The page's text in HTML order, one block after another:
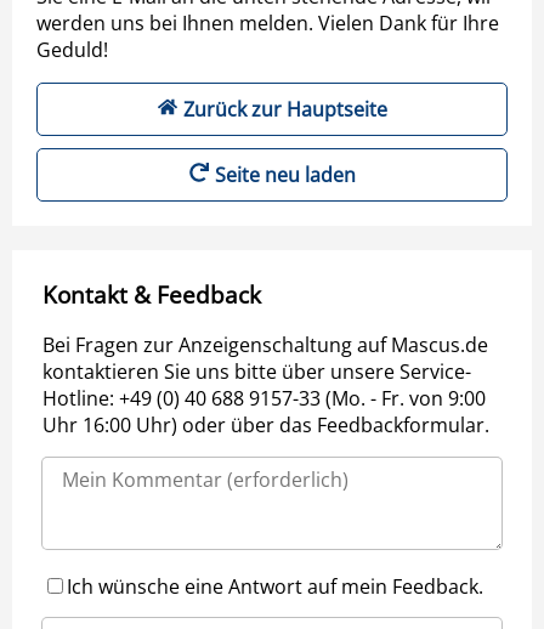
werden uns bei Ihnen melden. Vielen Dank für Ihre
Geduld!
Zurück zur Hauptseite
Seite neu laden
Kontakt & Feedback
Bei Fragen zur Anzeigenschaltung auf Mascus.de
kontaktieren Sie uns bitte über unsere Service-
Hotline: +49 (0) 40 688 9157-33 (Mo. - Fr. von 9:00
Uhr 16:00 Uhr) oder über das Feedbackformular.
Ich wünsche eine Antwort auf mein Feedback.